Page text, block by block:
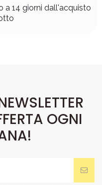
a 14 giorni dall'acquisto
OGNI